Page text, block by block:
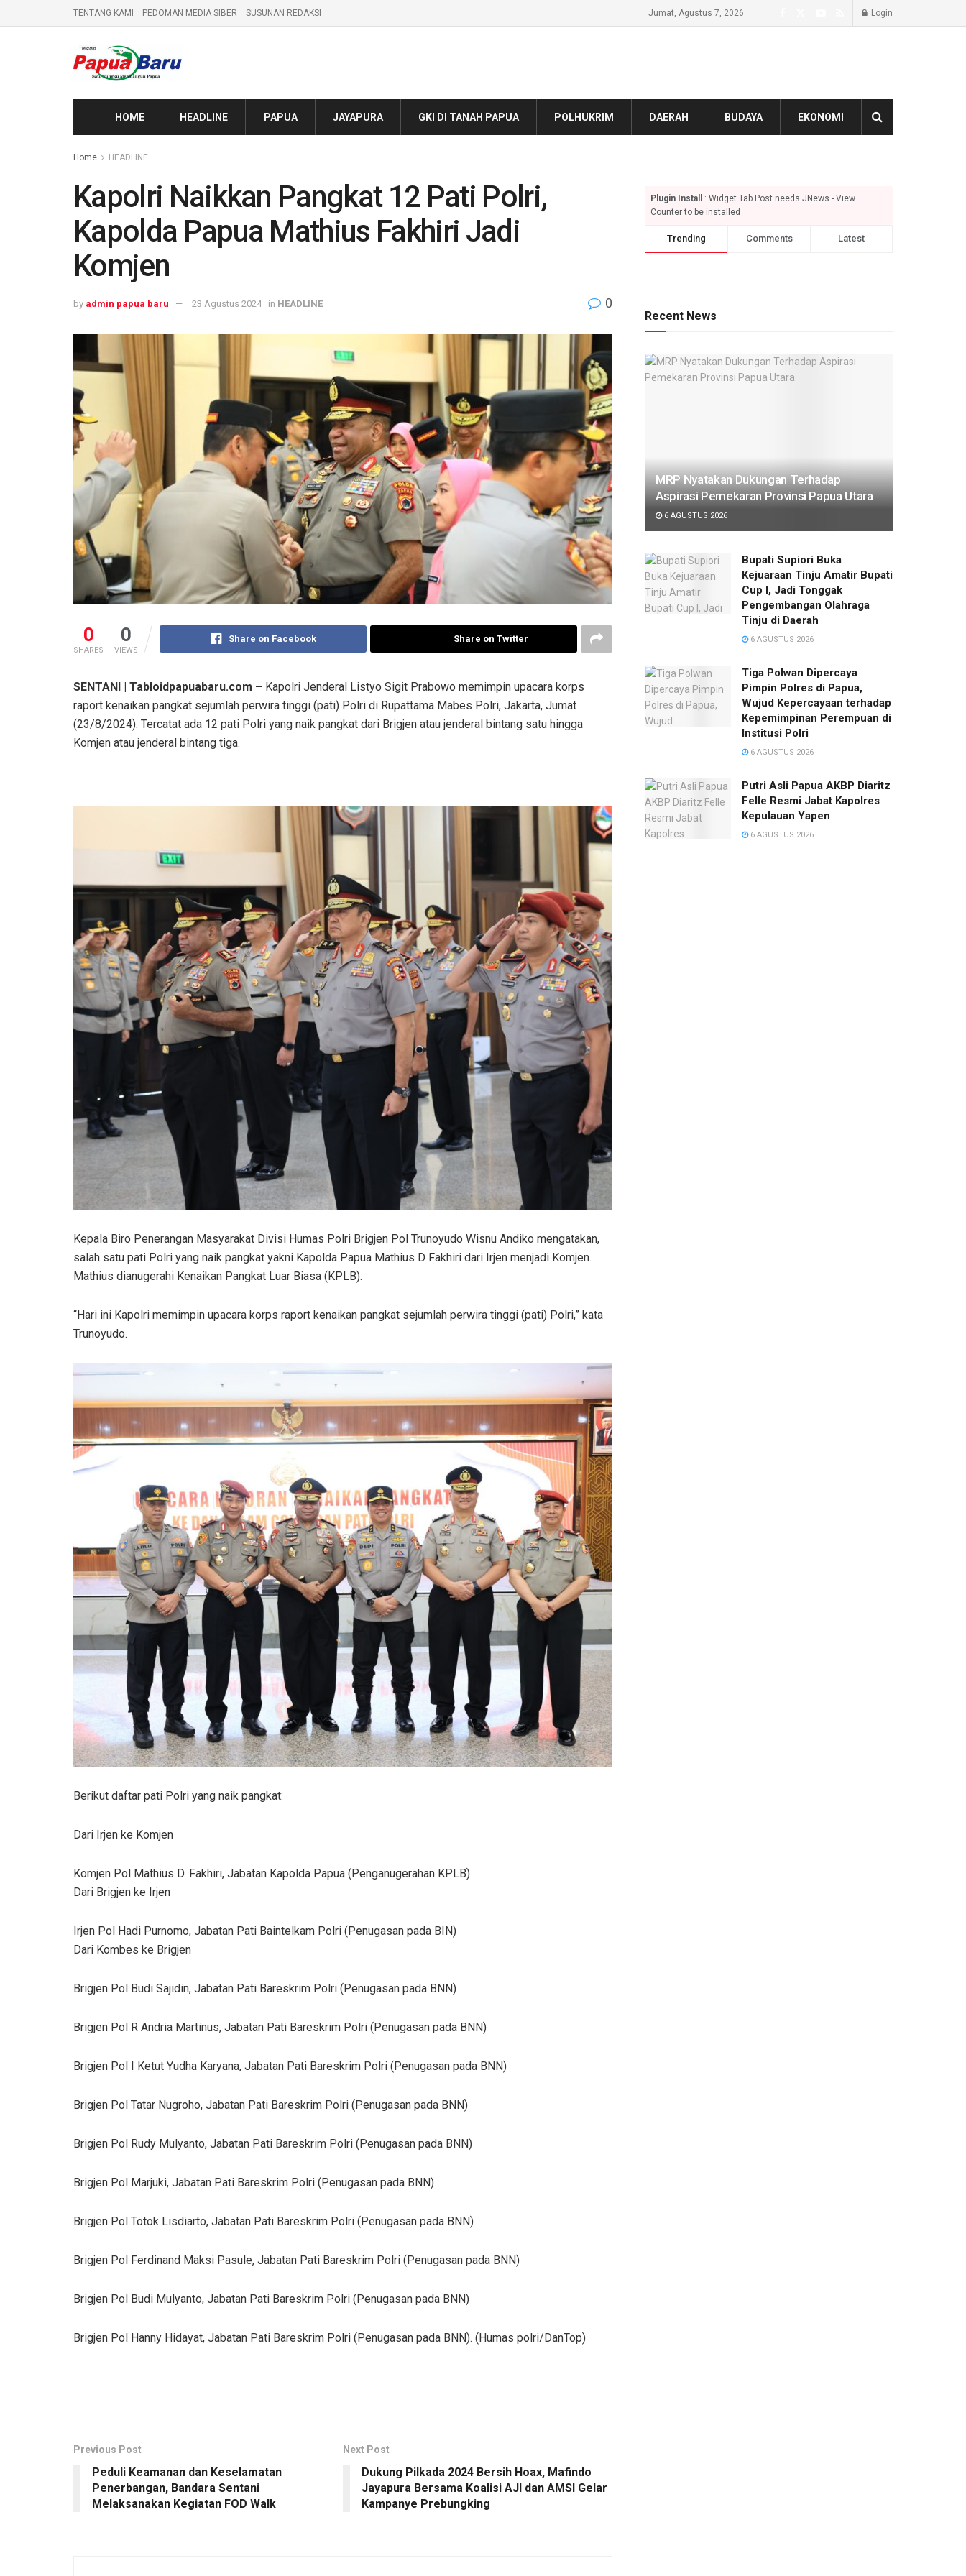
TENTANG KAMI PEDOMAN MEDIA SIBER SUSUNAN REDAKSI Jumat, Agustus 7, 2026 Login
HOME HEADLINE PAPUA JAYAPURA GKI DI TANAH PAPUA POLHUKRIM DAERAH BUDAYA EKONOMI
Home HEADLINE
Kapolri Naikkan Pangkat 12 Pati Polri,
Kapolda Papua Mathius Fakhiri Jadi
Komjen
by admin papua baru 23 Agustus 2024 in HEADLINE 0
0
SHARES
0
VIEWS
Share on Facebook Share on Twitter
SENTANI | Tabloidpapuabaru.com – Kapolri Jenderal Listyo Sigit Prabowo memimpin upacara korps
raport kenaikan pangkat sejumlah perwira tinggi (pati) Polri di Rupattama Mabes Polri, Jakarta, Jumat
(23/8/2024). Tercatat ada 12 pati Polri yang naik pangkat dari Brigjen atau jenderal bintang satu hingga
Komjen atau jenderal bintang tiga.
Kepala Biro Penerangan Masyarakat Divisi Humas Polri Brigjen Pol Trunoyudo Wisnu Andiko mengatakan,
salah satu pati Polri yang naik pangkat yakni Kapolda Papua Mathius D Fakhiri dari Irjen menjadi Komjen.
Mathius dianugerahi Kenaikan Pangkat Luar Biasa (KPLB).
“Hari ini Kapolri memimpin upacara korps raport kenaikan pangkat sejumlah perwira tinggi (pati) Polri,” kata
Trunoyudo.
Berikut daftar pati Polri yang naik pangkat:
Dari Irjen ke Komjen
Komjen Pol Mathius D. Fakhiri, Jabatan Kapolda Papua (Penganugerahan KPLB)
Dari Brigjen ke Irjen
Irjen Pol Hadi Purnomo, Jabatan Pati Baintelkam Polri (Penugasan pada BIN)
Dari Kombes ke Brigjen
Brigjen Pol Budi Sajidin, Jabatan Pati Bareskrim Polri (Penugasan pada BNN)
Brigjen Pol R Andria Martinus, Jabatan Pati Bareskrim Polri (Penugasan pada BNN)
Brigjen Pol I Ketut Yudha Karyana, Jabatan Pati Bareskrim Polri (Penugasan pada BNN)
Brigjen Pol Tatar Nugroho, Jabatan Pati Bareskrim Polri (Penugasan pada BNN)
Brigjen Pol Rudy Mulyanto, Jabatan Pati Bareskrim Polri (Penugasan pada BNN)
Brigjen Pol Marjuki, Jabatan Pati Bareskrim Polri (Penugasan pada BNN)
Brigjen Pol Totok Lisdiarto, Jabatan Pati Bareskrim Polri (Penugasan pada BNN)
Brigjen Pol Ferdinand Maksi Pasule, Jabatan Pati Bareskrim Polri (Penugasan pada BNN)
Brigjen Pol Budi Mulyanto, Jabatan Pati Bareskrim Polri (Penugasan pada BNN)
Brigjen Pol Hanny Hidayat, Jabatan Pati Bareskrim Polri (Penugasan pada BNN). (Humas polri/DanTop)
Previous Post
Peduli Keamanan dan Keselamatan
Penerbangan, Bandara Sentani
Melaksanakan Kegiatan FOD Walk
Next Post
Dukung Pilkada 2024 Bersih Hoax, Mafindo
Jayapura Bersama Koalisi AJI dan AMSI Gelar
Kampanye Prebungking
Plugin Install
: Widget Tab Post needs JNews - View
Counter to be installed
Trending Comments Latest
Recent News
MRP Nyatakan Dukungan Terhadap
Aspirasi Pemekaran Provinsi Papua Utara
6 AGUSTUS 2026
Bupati Supiori Buka
Kejuaraan Tinju Amatir Bupati
Cup I, Jadi Tonggak
Pengembangan Olahraga
Tinju di Daerah
6 AGUSTUS 2026
Tiga Polwan Dipercaya
Pimpin Polres di Papua,
Wujud Kepercayaan terhadap
Kepemimpinan Perempuan di
Institusi Polri
6 AGUSTUS 2026
Putri Asli Papua AKBP Diaritz
Felle Resmi Jabat Kapolres
Kepulauan Yapen
6 AGUSTUS 2026